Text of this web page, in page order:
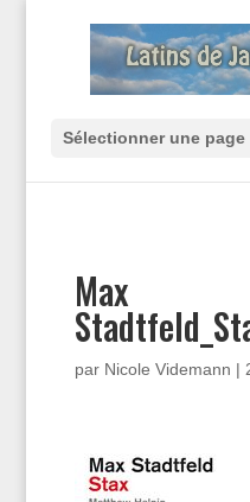
Sélectionner une page
Max
par Nicole Videmann |